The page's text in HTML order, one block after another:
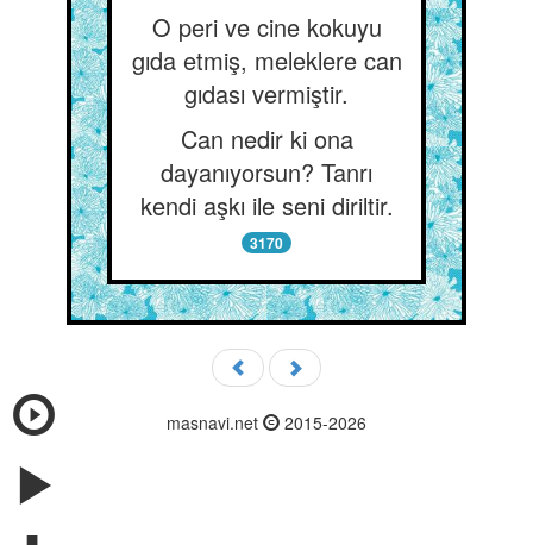
O peri ve cine kokuyu
gıda etmiş, meleklere can
gıdası vermiştir.
Can nedir ki ona
dayanıyorsun? Tanrı
kendi aşkı ile seni diriltir.
3170
masnavi.net 2015-2026